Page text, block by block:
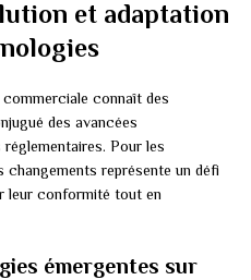
et adaptation
connaît des
des avancées
Pour les
représente un défi
leur conformité tout en
émergentes sur